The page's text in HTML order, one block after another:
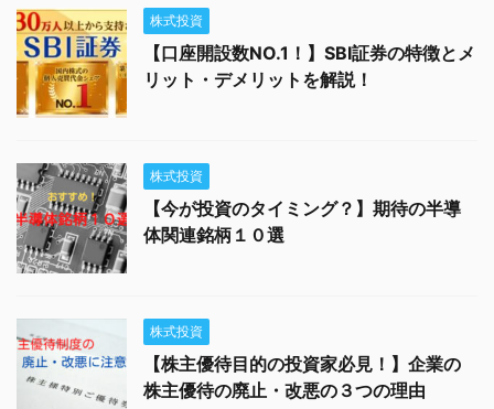
株式投資
【口座開設数NO.1！】SBI証券の特徴とメ
リット・デメリットを解説！
株式投資
【今が投資のタイミング？】期待の半導
体関連銘柄１０選
株式投資
【株主優待目的の投資家必見！】企業の
株主優待の廃止・改悪の３つの理由